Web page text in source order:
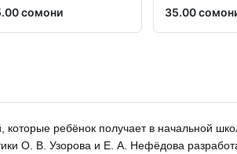
сомони
35.00
ребёнок получает в начальной
О. В. Узорова и Е. А. Нефёдова